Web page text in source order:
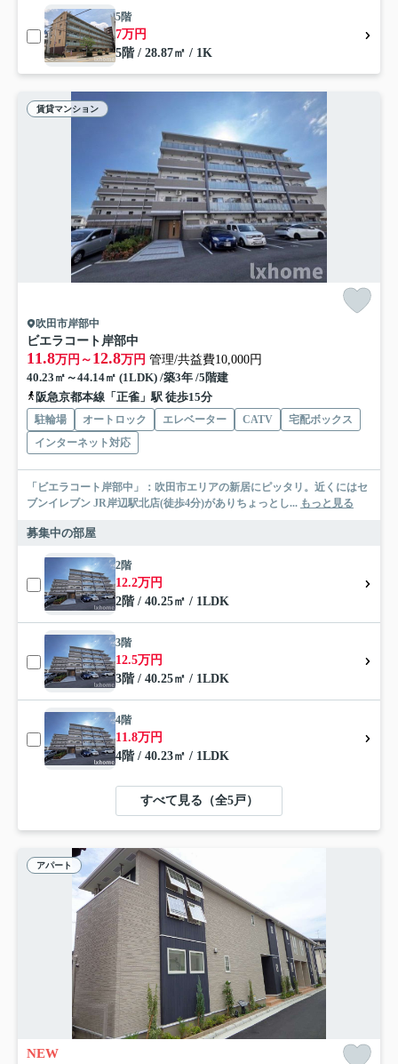
5階
7万円
5階 / 28.87㎡ / 1K
賃貸マンション
吹田市岸部中
ビエラコート岸部中
11.8万円～ 12.8万円 管理/共益費10,000円
40.23㎡～44.14㎡ (1LDK) /築3年 /5階建
阪急京都本線「正雀」駅 徒歩15分
駐輪場 オートロック エレベーター CATV
宅配ボックス
インターネット対応
「ビエラコート岸部中」：吹田市エリアの新居にピッタリ。近くにはセ
ブンイレブン JR岸辺駅北店(徒歩4分)がありちょっとし... もっと見る
募集中の部屋
2階
12.2万円
2階 / 40.25㎡ / 1LDK
3階
12.5万円
3階 / 40.25㎡ / 1LDK
4階
11.8万円
4階 / 40.23㎡ / 1LDK
すべて見る（全5戸）
アパート
NEW